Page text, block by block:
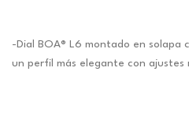
-Dial BOA® L6 montado en solapa
un perfil más elegante con ajustes